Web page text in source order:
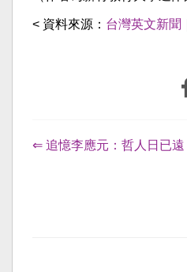
< 資料來源： 台灣英文新聞
⇐ 追憶李應元：哲人日已